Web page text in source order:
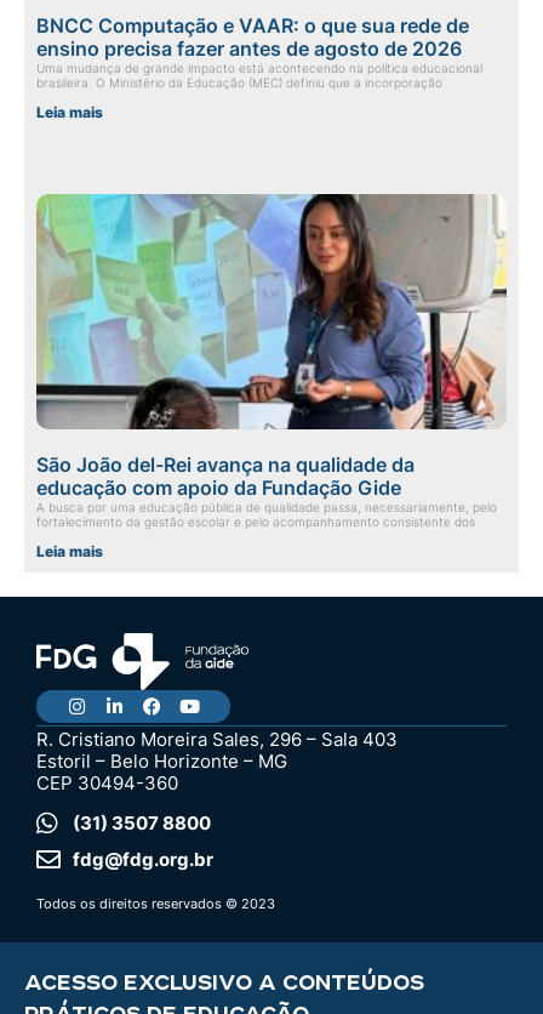
BNCC Computação e VAAR: o que sua rede de
ensino precisa fazer antes de agosto de 2026
Uma mudança de grande impacto está acontecendo na política educacional
brasileira. O Ministério da Educação (MEC) definiu que a incorporação
Leia mais
São João del-Rei avança na qualidade da
educação com apoio da Fundação Gide
A busca por uma educação pública de qualidade passa, necessariamente, pelo
fortalecimento da gestão escolar e pelo acompanhamento consistente dos
Leia mais
R. Cristiano Moreira Sales, 296 – Sala 403
Estoril – Belo Horizonte – MG
CEP 30494-360
(31) 3507 8800
fdg@fdg.org.br
Todos os direitos reservados © 2023
ACESSO EXCLUSIVO A CONTEÚDOS